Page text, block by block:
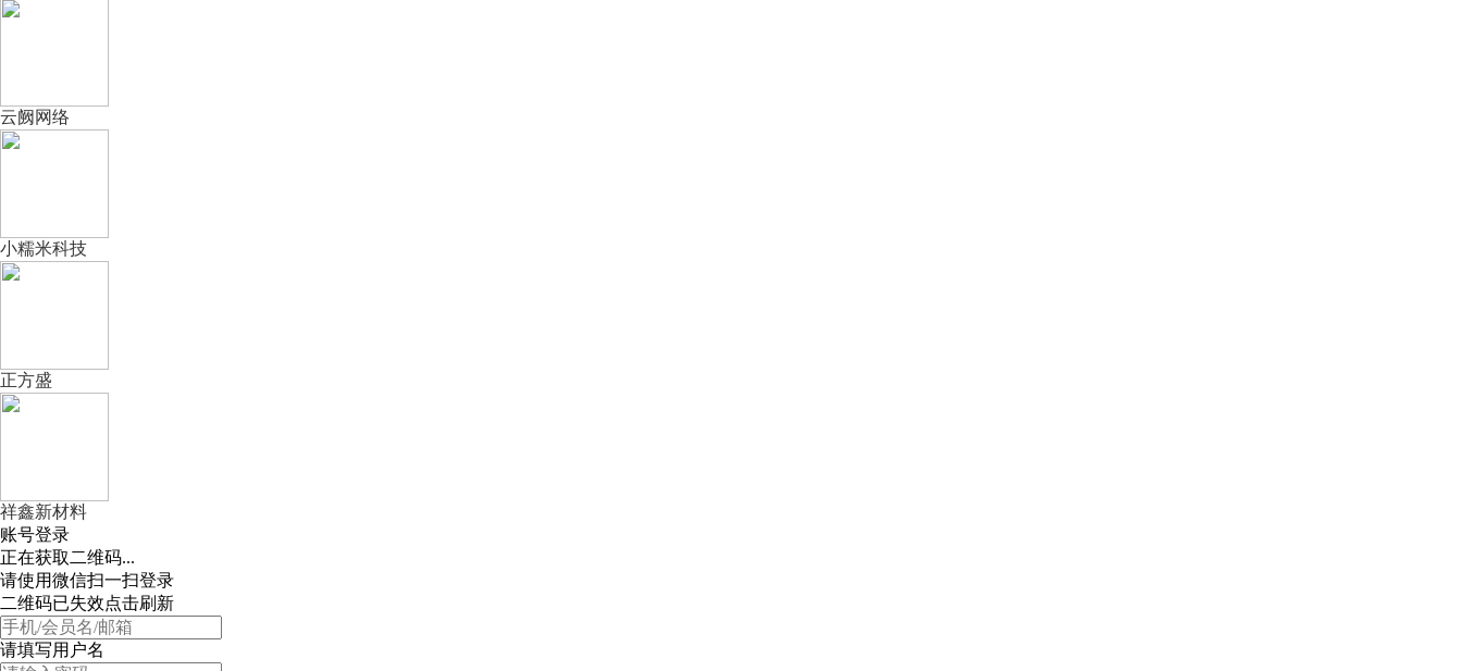
云阙网络
小糯米科技
正方盛
祥鑫新材料
账号登录
正在获取二维码...
请使用微信扫一扫登录
二维码已失效点击刷新
请填写用户名